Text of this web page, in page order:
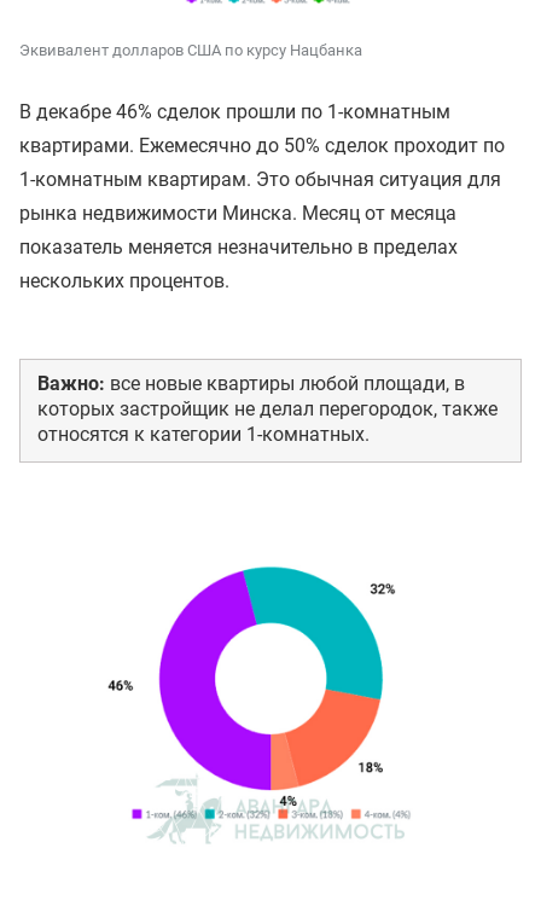
Эквивалент долларов США по курсу Нацбанка
В декабре 46% сделок прошли по 1-комнатным
квартирами. Ежемесячно до 50% сделок проходит по
1-комнатным квартирам. Это обычная ситуация для
рынка недвижимости Минска. Месяц от месяца
показатель меняется незначительно в пределах
нескольких процентов.
Важно: все новые квартиры любой площади, в
которых застройщик не делал перегородок, также
относятся к категории 1-комнатных.